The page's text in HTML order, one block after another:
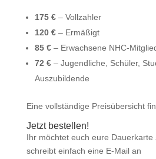
175 €– Vollzahler
120 €– Ermäßigt
85 €– Erwachsene NHC-
72 €– Jugendliche, Schüler,
Auszubildende
Eine vollständige Preisübersicht
Jetzt bestellen!
Ihr möchtet euch eure Dauerkarte
schreibt einfach eine E-Mail an